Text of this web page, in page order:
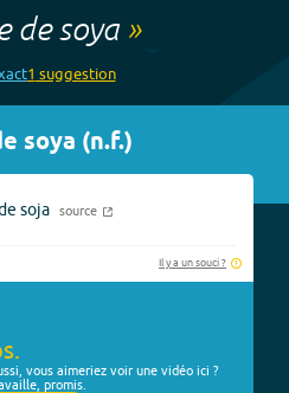
de soya»
1 suggestion
soya (n.f.)
soja source
Il y a un souci ?
vous aimeriez voir une vidéo ici ?
promis.